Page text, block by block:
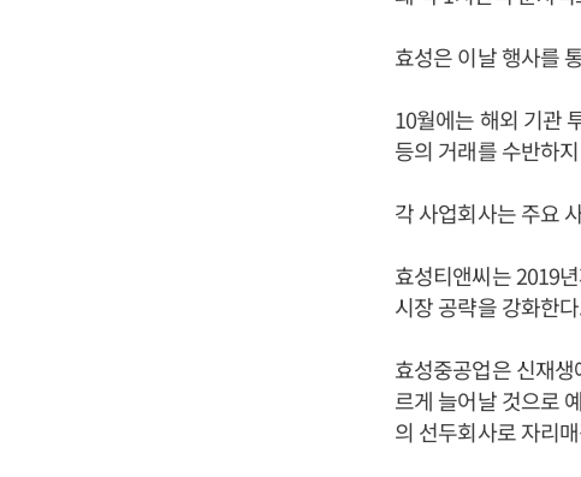
효성은 이날 행사를
10월에는 해외 기관
등의 거래를 수반하
각 사업회사는 주요
효성티앤씨는 2019
시장 공략을 강화한
효성중공업은 신재
르게 늘어날 것으로
의 선두회사로 자리